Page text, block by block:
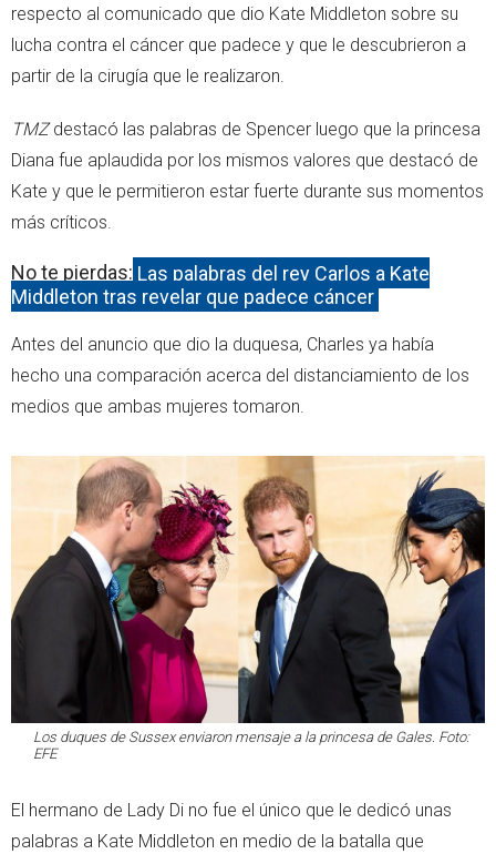
respecto al comunicado que dio Kate Middleton sobre su
lucha contra el cáncer que padece y que le descubrieron a
partir de la cirugía que le realizaron.
TMZdestacó las palabras de Spencer luego que la princesa
Diana fue aplaudida por los mismos valores que destacó de
Kate y que le permitieron estar fuerte durante sus momentos
más críticos.
No te pierdas: Las palabras del rey Carlos a Kate
Middleton tras revelar que padece cáncer
Antes del anuncio que dio la duquesa, Charles ya había
hecho una comparación acerca del distanciamiento de los
medios que ambas mujeres tomaron.
Los duques de Sussex enviaron mensaje a la princesa de Gales. Foto:
EFE
El hermano de Lady Di no fue el único que le dedicó unas
palabras a Kate Middleton en medio de la batalla que